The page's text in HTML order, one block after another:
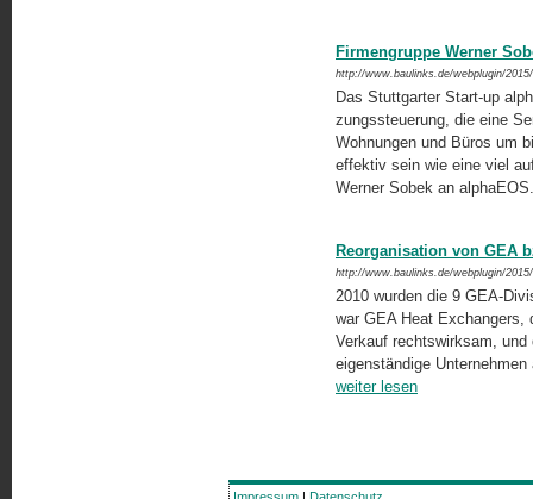
Firmengruppe Werner
http://www.baulinks.de/webplugin/
Das Stuttgarter Start-up
zungssteuerung, die eine
Wohnungen und Büros um
effektiv sein wie eine viel
Werner Sobek an
Reorganisation von GEA
http://www.baulinks.de/webplugin/
2010 wurden die 9 GEA-
war GEA Heat Exchangers,
Verkauf rechts­wirksam,
eigenständige
weiter lesen